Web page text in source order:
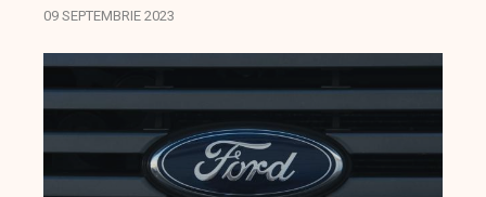
patru ani muncitorilor săi, reprezentați de
străduiește să...
09 SEPTEMBRIE 2023